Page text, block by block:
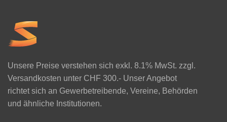
Unsere Preise verstehen sich exkl. 8.1% MwSt. zzgl.
Versandkosten unter CHF 300.- Unser Angebot
richtet sich an Gewerbetreibende, Vereine, Behörden
und ähnliche Institutionen.